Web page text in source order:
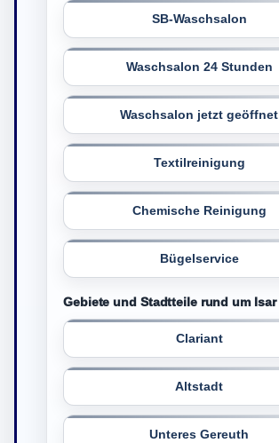
SB-Waschsalon
Waschsalon 24 Stunden
Waschsalon jetzt geöffnet
Textilreinigung
Chemische Reinigung
Bügelservice
Gebiete und Stadtteile rund um Isar
Clariant
Altstadt
Unteres Gereuth